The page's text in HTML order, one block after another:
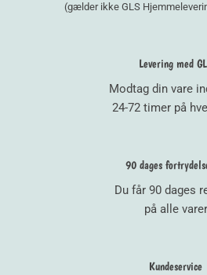
(gælder ikke GLS
Levering med
Modtag din vare
24-72 timer på
90 dages
Du får 90 dages
på alle varer
Kundeservice